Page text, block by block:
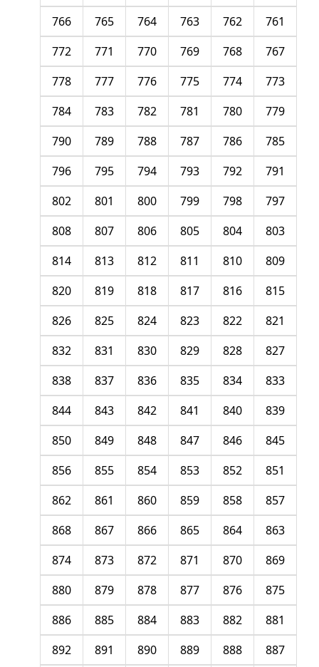
761
762
763
764
765
766
767
768
769
770
771
772
773
774
775
776
777
778
779
780
781
782
783
784
785
786
787
788
789
790
791
792
793
794
795
796
797
798
799
800
801
802
803
804
805
806
807
808
809
810
811
812
813
814
815
816
817
818
819
820
821
822
823
824
825
826
827
828
829
830
831
832
833
834
835
836
837
838
839
840
841
842
843
844
845
846
847
848
849
850
851
852
853
854
855
856
857
858
859
860
861
862
863
864
865
866
867
868
869
870
871
872
873
874
875
876
877
878
879
880
881
882
883
884
885
886
887
888
889
890
891
892